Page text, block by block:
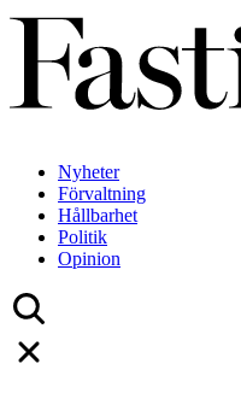
Skip
content
Nyheter
Förvaltning
Hållbarhet
Politik
Opinion